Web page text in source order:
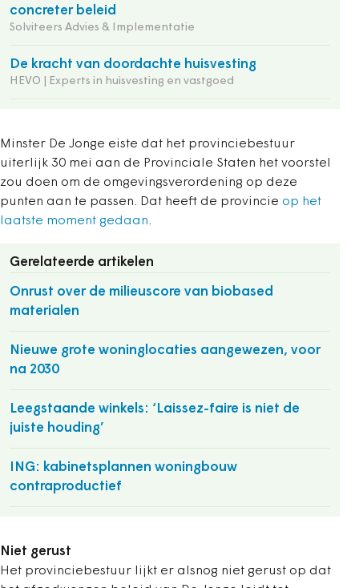
concreter beleid
Solviteers Advies & Implementatie
De kracht van doordachte huisvesting
HEVO | Experts in huisvesting en vastgoed
Minster De Jonge eiste dat het provinciebestuur
uiterlijk 30 mei aan de Provinciale Staten het voorstel
zou doen om de omgevingsverordening op deze
punten aan te passen. Dat heeft de provincie op het
laatste moment gedaan.
Gerelateerde artikelen
Onrust over de milieuscore van biobased
materialen
Nieuwe grote woninglocaties aangewezen, voor
na 2030
Leegstaande winkels: ‘Laissez-faire is niet de
juiste houding’
ING: kabinetsplannen woningbouw
contraproductief
Niet gerust
Het provinciebestuur lijkt er alsnog niet gerust op dat